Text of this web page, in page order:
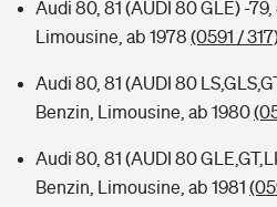
Audi 80, 81 (AUDI 80 GLE) -79,
Limousine, ab 1978 (0591 /
Audi 80, 81 (AUDI 80
Benzin, Limousine, ab 1980
Audi 80, 81 (AUDI 80
Benzin, Limousine, ab 1981